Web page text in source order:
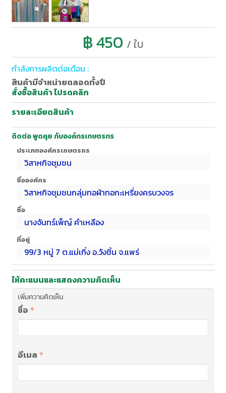
฿ 450 / ใบ
กำลังการผลิตต่อเดือน :
สินค้ามีจำหน่ายตลอดทั้งปี
สั่งซื้อสินค้า โปรดคลิก
รายละเอียดสินค้า
ติดต่อ พูดคุย กับองค์กรเกษตรกร
ประเภทองค์กรเกษตรกร
วิสาหกิจชุมชน
ชื่อองค์กร
วิสาหกิจชุมชนกลุ่มทอผ้าทอกะเหรี่ยงครบวงจร
ชื่อ
นางจันทร์เพ็ญ์ คำเหลือง
ที่อยู่
99/3 หมู่ 7 ต.แม่เกิ๋ง อ.วังชิ้น จ.แพร่
ให้คะแนนและแสดงความคิดเห็น
เพิ่มความคิดเห็น
ชื่อ
อีเมล